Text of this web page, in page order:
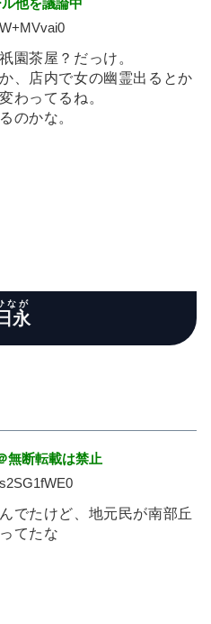
園茶屋？だっけ。
、店内で女の幽霊出るとか
わってるね。
のかな。
日永
なが
無断転載は禁止
でたけど、地元民が南部丘
てたな